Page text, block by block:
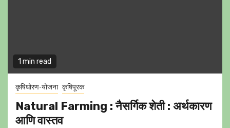
1 min read
कृषिधोरण-योजना कृषिपूरक
Natural Farming : नैसर्गिक शेती : अर्थकारण
आणि वास्तव